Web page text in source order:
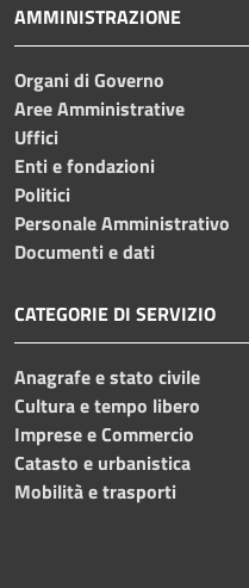
AMMINISTRAZIONE
Organi di Governo
Aree Amministrative
Uffici
Enti e fondazioni
Politici
Personale Amministrativo
Documenti e dati
CATEGORIE DI SERVIZIO
Anagrafe e stato civile
Cultura e tempo libero
Imprese e Commercio
Catasto e urbanistica
Mobilità e trasporti